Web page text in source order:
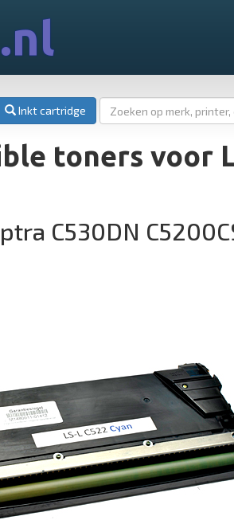
.nl
Inkt cartridge
toners voor
C530DN